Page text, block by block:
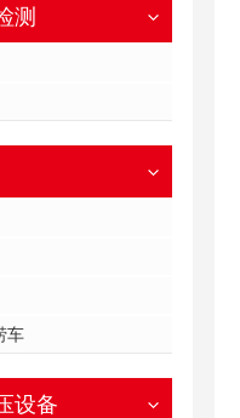
测
车
设备